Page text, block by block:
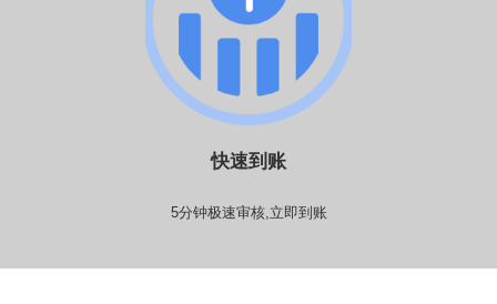
快速到账
5分钟极速审核,立即到账